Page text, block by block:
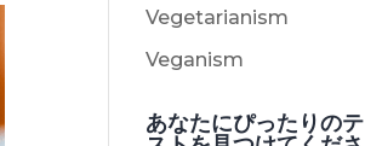
Vegetarianism
Veganism
あなたにぴったりのテ